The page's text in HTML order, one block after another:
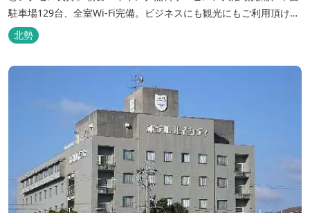
駐車場129台、全室Wi-Fi完備。ビジネスにも観光にもご利用頂ける
快適なホテルライフをご提供します。
北勢